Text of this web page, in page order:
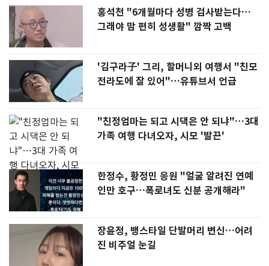
홍석천 "6개월마다 성병 검사받는다…
그래야 맘 편히 성생활" 깜짝 고백
'김구라子' 그리, 할머니외 여행서 "친모
전라도에 잘 있어"…유튜브서 언급
"친정엄마는 되고 시댁은 안 되냐"…3대
가족 여행 다녀오자, 시모 '발끈'
한정수, 황정민 응원 "얼굴 알려진 연예
인만 호구…폭로녀도 신분 공개해라"
장윤정, 뱅스타일 단발머리 변신…어려
진 비주얼 눈길